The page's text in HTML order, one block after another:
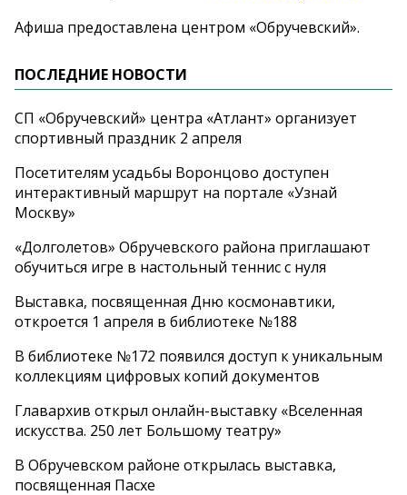
Афиша предоставлена центром «Обручевский».
ПОСЛЕДНИЕ НОВОСТИ
СП «Обручевский» центра «Атлант» организует
спортивный праздник 2 апреля
Посетителям усадьбы Воронцово доступен
интерактивный маршрут на портале «Узнай
Москву»
«Долголетов» Обручевского района приглашают
обучиться игре в настольный теннис с нуля
Выставка, посвященная Дню космонавтики,
откроется 1 апреля в библиотеке №188
В библиотеке №172 появился доступ к уникальным
коллекциям цифровых копий документов
Главархив открыл онлайн-выставку «Вселенная
искусства. 250 лет Большому театру»
В Обручевском районе открылась выставка,
посвященная Пасхе